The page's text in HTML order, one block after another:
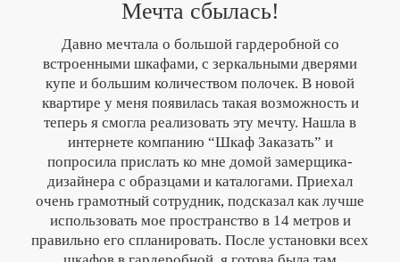
Мечта сбылась!
Давно мечтала о большой гардеробной со
встроенными шкафами, с зеркальными дверями
купе и большим количеством полочек. В новой
квартире у меня появилась такая возможность и
теперь я смогла реализовать эту мечту. Нашла в
интернете компанию “Шкаф Заказать” и
попросила прислать ко мне домой замерщика-
дизайнера с образцами и каталогами. Приехал
очень грамотный сотрудник, подсказал как лучше
использовать мое пространство в 14 метров и
правильно его спланировать. После установки всех